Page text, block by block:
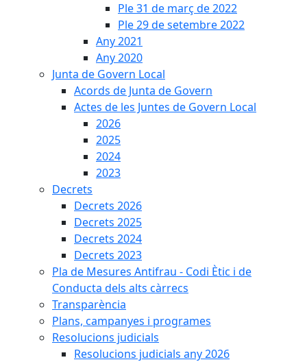
Ple 31 de març de 2022
Ple 29 de setembre 2022
Any 2021
Any 2020
Junta de Govern Local
Acords de Junta de Govern
Actes de les Juntes de Govern Local
2026
2025
2024
2023
Decrets
Decrets 2026
Decrets 2025
Decrets 2024
Decrets 2023
Pla de Mesures Antifrau - Codi Ètic i de
Conducta dels alts càrrecs
Transparència
Plans, campanyes i programes
Resolucions judicials
Resolucions judicials any 2026